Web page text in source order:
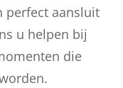
perfect aansluit
u helpen bij
die